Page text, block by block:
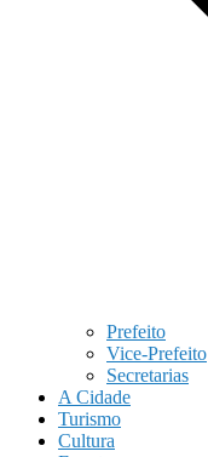
Prefeito
Vice-Prefeito
Secretarias
A Cidade
Turismo
Cultura